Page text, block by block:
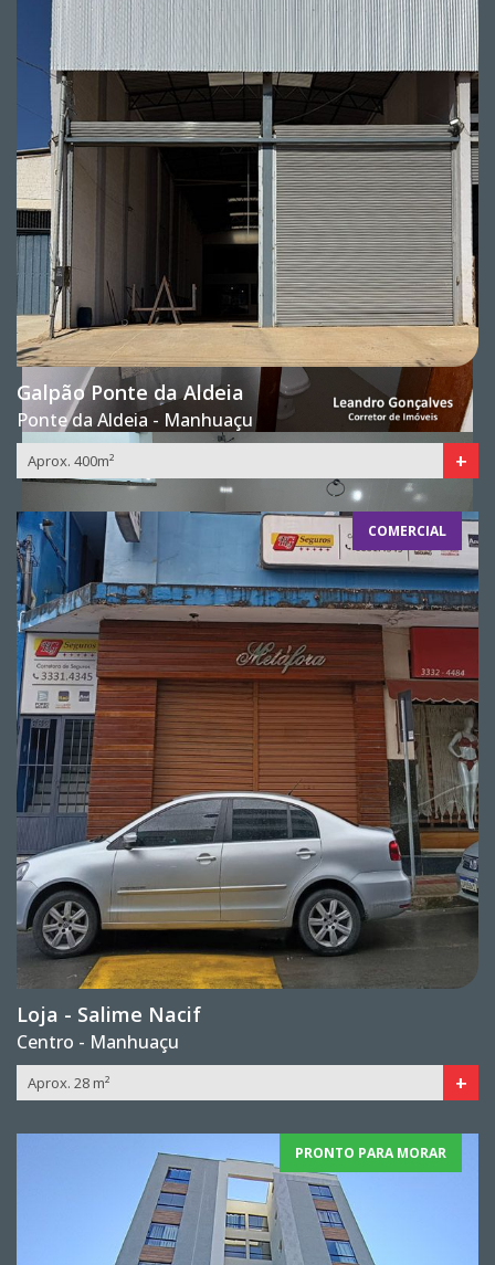
Galpão Ponte da Aldeia
Ponte da Aldeia - Manhuaçu
Aprox. 400m² +
Loja - Salime Nacif
Centro - Manhuaçu
Aprox. 28 m² +
COMERCIAL
PRONTO PARA MORAR